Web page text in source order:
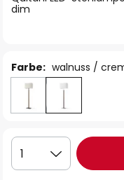
dim
Farbe: walnuss /
1